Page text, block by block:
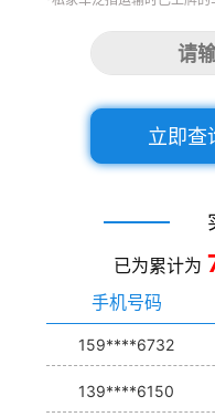
立即查
已为累计为
手机号码
159****6732
139****6150